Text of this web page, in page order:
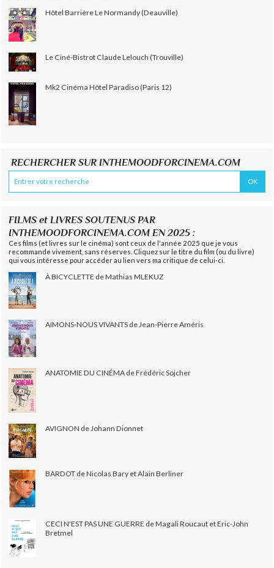
Hôtel Barrière Le Normandy (Deauville)
Le Ciné-Bistrot Claude Lelouch (Trouville)
Mk2 Cinéma Hôtel Paradiso (Paris 12)
RECHERCHER SUR INTHEMOODFORCINEMA.COM
FILMS et LIVRES SOUTENUS PAR
INTHEMOODFORCINEMA.COM EN 2025 :
Ces films (et livres sur le cinéma) sont ceux de l'année 2025 que je vous
recommande vivement, sans réserves. Cliquez sur le titre du film (ou du livre)
qui vous intéresse pour accéder au lien vers ma critique de celui-ci.
À BICYCLETTE de Mathias MLEKUZ
AIMONS-NOUS VIVANTS de Jean-Pierre Améris
ANATOMIE DU CINÉMA de Frédéric Sojcher
AVIGNON de Johann Dionnet
BARDOT de Nicolas Bary et Alain Berliner
CECI N'EST PAS UNE GUERRE de Magali Roucaut et Eric-John
Bretmel